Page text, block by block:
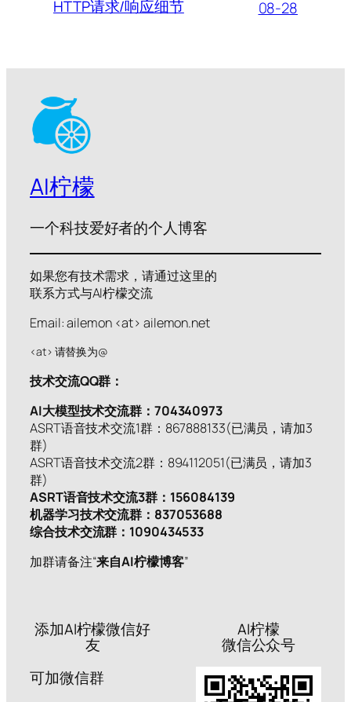
HTTP请求/响应细节
08-28
AI柠檬
一个科技爱好者的个人博客
如果您有技术需求，请通过这里的
联系方式与AI柠檬交流
Email: ailemon <at> ailemon.net
<at> 请替换为@
技术交流QQ群：
AI大模型技术交流群：704340973
ASRT语音技术交流1群：867888133(已满员，请加3
群)
ASRT语音技术交流2群：894112051(已满员，请加3
群)
ASRT语音技术交流3群：156084139
机器学习技术交流群：837053688
综合技术交流群：1090434533
加群请备注“来自AI柠檬博客”
添加AI柠檬微信好
友
可加微信群
AI柠檬
微信公众号